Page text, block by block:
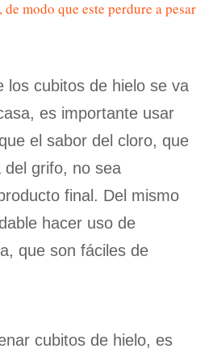
modo que este perdure a pesar
los cubitos de hielo se va
es importante usar
el sabor del cloro, que
del grifo, no sea
final. Del mismo
hacer uso de
que son fáciles de
cubitos de hielo, es